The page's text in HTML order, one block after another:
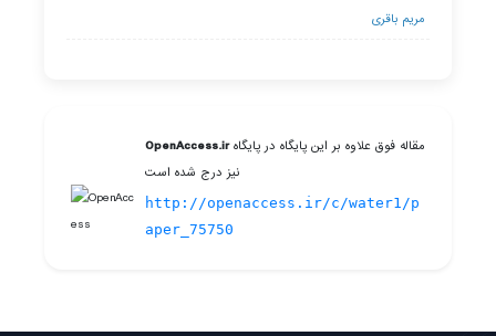
مریم باقری
مقاله فوق علاوه بر این پایگاه در پایگاهOpenAccess.ir
نیز درج شده است
http://openaccess.ir/c/water1/p
aper_75750